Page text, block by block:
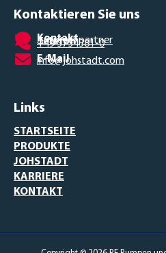
Kontaktieren Sie uns
Kontakt
Ansprechpartner
Telefon
+49 3734381-0
E-Mail
info@johstadt.com
Links
STARTSEITE
PRODUKTE
JOHSTADT
KARRIERE
KONTAKT